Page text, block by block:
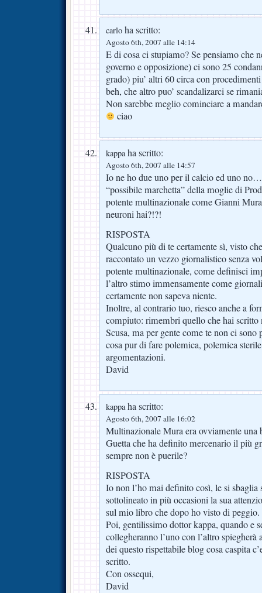
carlo ha scritto:
Agosto 6th, 2007 alle 14:14
E di cosa ci stupiamo? Se pensiamo che
governo e opposizione) ci sono 25
grado) piu’ altri 60 circa con
beh, che altro puo’ scandalizarci se
Non sarebbe meglio cominciare a
ciao
kappaha scritto:
Agosto 6th, 2007 alle 14:57
Io ne ho due uno per il calcio ed uno
“possibile marchetta” della moglie di
potente multinazionale come Gianni
neuroni hai?!?!
RISPOSTA
Qualcuno più di te certamente sì, visto
raccontato un vezzo giornalistico senza
potente multinazionale, come definisci
l’altro stimo immensamente come
certamente non sapeva niente.
Inoltre, al contrario tuo, riesco anche a
compiuto: rimembri quello che hai scritto
Scusa, ma per gente come te non ci
cosa pur di fare polemica, polemica
argomentazioni.
David
kappaha scritto:
Agosto 6th, 2007 alle 16:02
Multinazionale Mura era ovviamente
Guetta che ha definito mercenario il più
sempre non è puerile?
RISPOSTA
Io non l’ho mai definito così, le si sbaglia
sottolineato in più occasioni la sua
sul mio libro che dopo ho visto di peggio.
Poi, gentilissimo dottor kappa, quando e
collegheranno l’uno con l’altro
dei questo rispettabile blog cosa caspita
scritto.
Con ossequi,
David